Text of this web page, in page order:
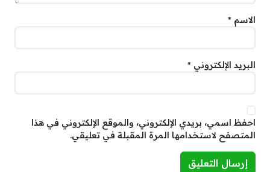
الاسم *
البريد الإلكتروني *
احفظ اسمي، بريدي الإلكتروني، والموقع الإلكتروني في هذا
المتصفح لاستخدامها المرة المقبلة في تعليقي.